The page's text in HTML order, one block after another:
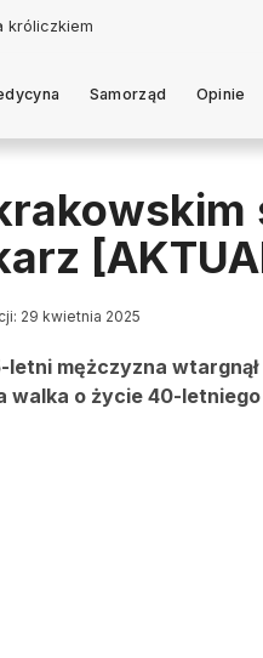
króliczkiem
Samorząd Opinie
29 kwietnia 2025
mężczyzna
walka o życie 40-